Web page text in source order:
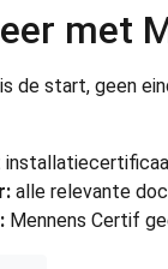
met
de start, geen
alle relevante
Mennens Certif